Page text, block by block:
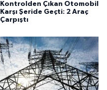
Kontrolden Çıkan Otomobil
Karşı Şeride Geçti: 2 Araç
Çarpıştı